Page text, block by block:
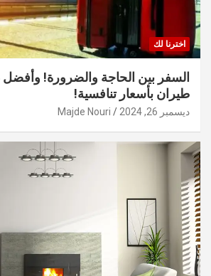
اخترنا لك
السفر بين الحاجة والضرورة!
طيران بأسعار تنافسية!
ديسمبر 26, 2024 Majde Nouri